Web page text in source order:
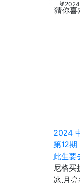
第
第
第
第
第
猜你喜
2024
第12期
此生要
尼格买
冰,月